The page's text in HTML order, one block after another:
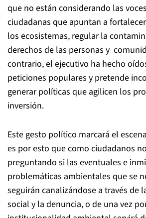
que no están considerando las
ciudadanas que apuntan a
los ecosistemas, regular la
derechos de las personas y
contrario, el ejecutivo ha hecho
peticiones populares y pretende
generar políticas que agilicen los
inversión.
Este gesto político marcará el
es por esto que como ciudadanos
preguntando si las eventuales e
problemáticas ambientales que se
seguirán canalizándose a través de
social y la denuncia, o de una vez